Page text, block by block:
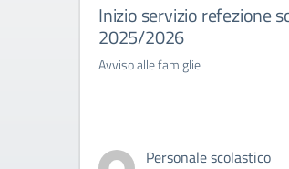
Inizio servizio refezione
2025/2026
Avviso alle famiglie
Personale scolastico